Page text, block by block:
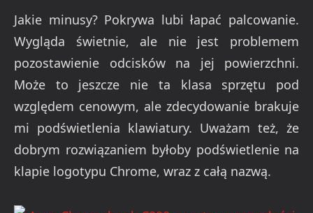
Jakie minusy? Pokrywa lubi łapać palcowanie.
Wygląda świetnie, ale nie jest problemem
pozostawienie odcisków na jej powierzchni.
Może to jeszcze nie ta klasa sprzętu pod
względem cenowym, ale zdecydowanie brakuje
mi podświetlenia klawiatury. Uważam też, że
dobrym rozwiązaniem byłoby podświetlenie na
klapie logotypu Chrome, wraz z całą nazwą.